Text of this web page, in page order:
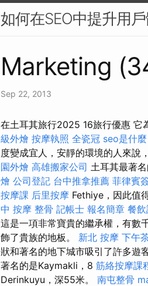
如何在SEO中提升用
Marketing
Sep 22, 2013
在土耳其旅行2025 16旅行優惠 它
級外燴 按摩執照 全瓷冠 seo是什麼
度變成宜人，安靜的環境的人來說
園外燴 高雄搬家公司 土耳其最著
燴 公司登記 台中推拿推薦 菲律賓
按摩課 后里按摩 Fethiye，因此值
中 按摩 整骨 記帳士 報名簡章 餐
這是一項非常寶貴的繼承權，有數
飾了貴族的地板。 新北 按摩 下午
狀和著名的地下城市吸引了許多遊
著名的是Kaymakli，8 筋絡按摩課
Derinkuyu，深55米。 南屯整骨